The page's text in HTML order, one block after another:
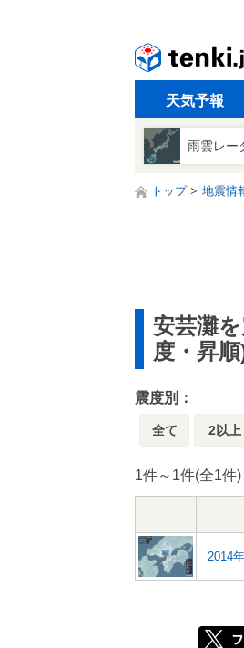
天気予報
雨雲レー
トップ 地震情
安芸灘
度・昇順
震度別：
全て 2以上
1件～1件(全1件)
2014